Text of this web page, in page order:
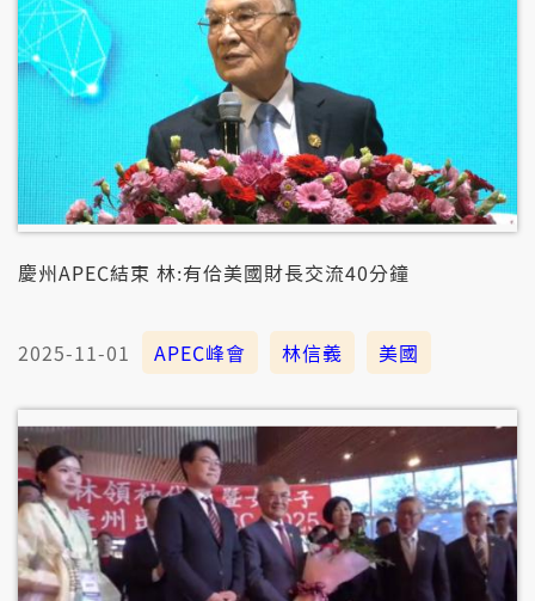
慶州APEC結束 林:有佮美國財長交流40分鐘
2025-11-01 APEC峰會 林信義 美國